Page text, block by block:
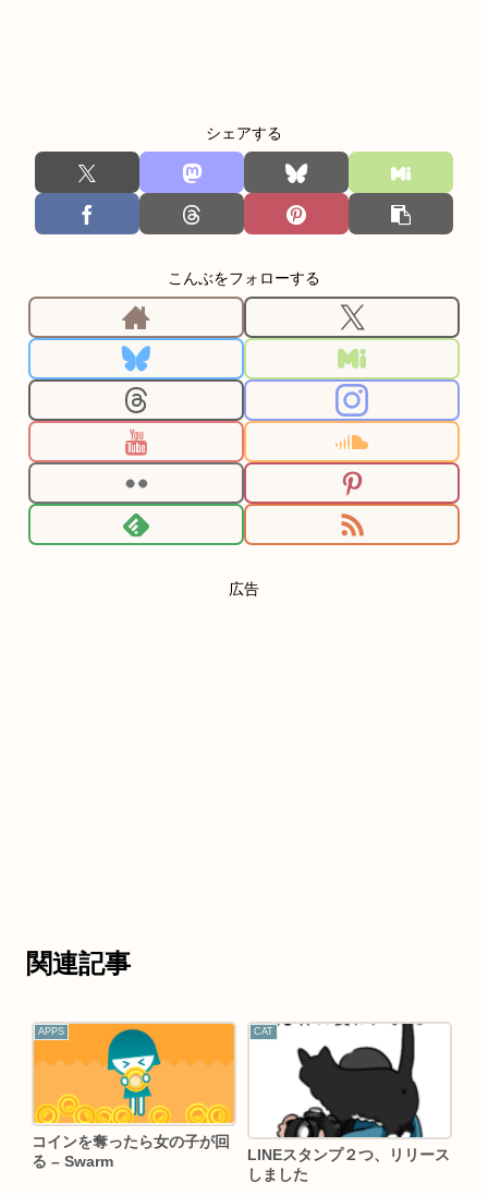
シェアする
こんぶをフォローする
広告
関連記事
APPS
コインを奪ったら女の子が回
る – Swarm
CAT
LINEスタンプ２つ、リリース
しました